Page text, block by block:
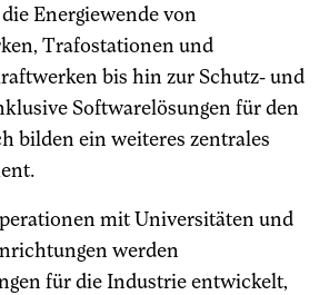
Energiewende von
Trafostationen und
bis hin zur Schutz- und
Softwarelösungen für den
bilden ein weiteres zentrales
mit Universitäten und
werden
für die Industrie entwickelt,